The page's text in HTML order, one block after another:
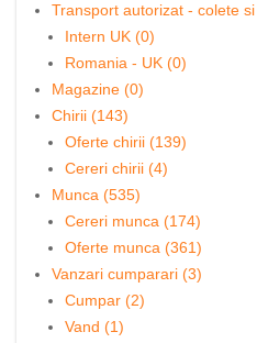
Transport autorizat - colete
Intern UK (0)
Romania - UK (0)
Magazine (0)
Chirii (143)
Oferte chirii (139)
Cereri chirii (4)
Munca (535)
Cereri munca (174)
Oferte munca (361)
Vanzari cumparari (3)
Cumpar (2)
Vand (1)